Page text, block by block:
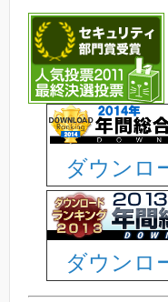
ダウンロ
ダウンロ